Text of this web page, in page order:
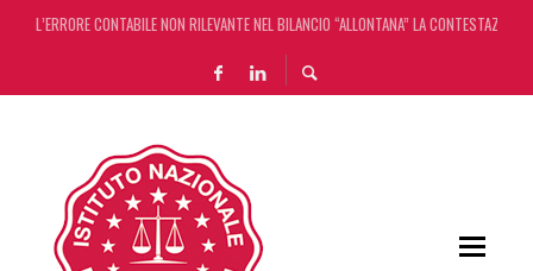
L’ERRORE CONTABILE NON RILEVANTE NEL BILANCIO “ALLONTANA” LA CONTESTAZIONE
DECRETO OMNIBUS: CON IL CONCORDATO UNO ‘SCUDO’ FISCALE DI 4 ANNI
CHIUSURA ESTIVA DELLA RASSEGNA STAMPA INRL: DAL 10 AL 24 AGOSTO